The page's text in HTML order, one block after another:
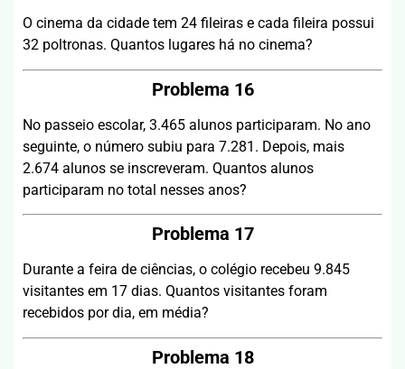
O cinema da cidade tem 24 fileiras e cada fileira possui
32 poltronas. Quantos lugares há no cinema?
Problema 16
No passeio escolar, 3.465 alunos participaram. No ano
seguinte, o número subiu para 7.281. Depois, mais
2.674 alunos se inscreveram. Quantos alunos
participaram no total nesses anos?
Problema 17
Durante a feira de ciências, o colégio recebeu 9.845
visitantes em 17 dias. Quantos visitantes foram
recebidos por dia, em média?
Problema 18